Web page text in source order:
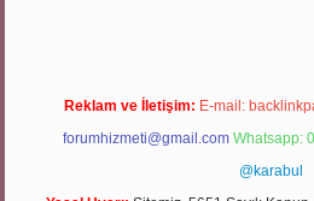
Reklam ve İletişim: E-mail:
forumhizmeti@gmail.com Whatsapp:
@karabul